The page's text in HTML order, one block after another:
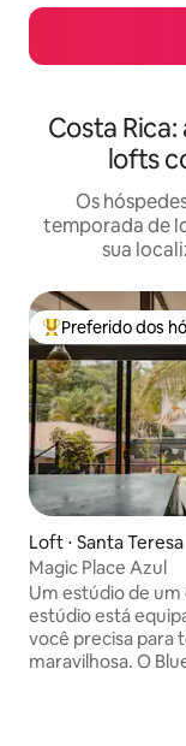
Costa
lofts
Os
temporada de
sua
Entre os
Preferido dos
Loft ⋅ Santa Teresa
Magic Place Azul
Um estúdio de um
estúdio está
você precisa para
maravilhosa. O